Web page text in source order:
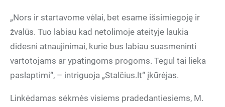
„Nors ir startavome vėlai, bet esame išsimiegoję ir
žvalūs. Tuo labiau kad netolimoje ateityje laukia
didesni atnaujinimai, kurie bus labiau suasmeninti
vartotojams ar ypatingoms progoms. Tegul tai lieka
paslaptimi“, – intriguoja „Stalčius.lt“ įkūrėjas.
Linkėdamas sėkmės visiems pradedantiesiems, M.